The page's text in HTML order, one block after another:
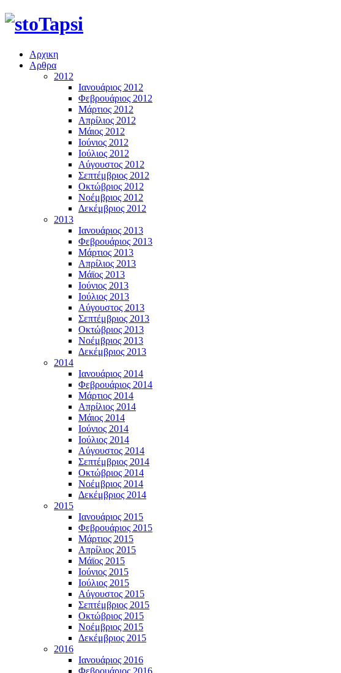
Αρχικη
Αρθρα
2012
Ιανουάριος 2012
Φεβρουάριος 2012
Μάρτιος 2012
Απρίλιος 2012
Μάιος 2012
Ιούνιος 2012
Ιούλιος 2012
Αύγουστος 2012
Σεπτέμβριος 2012
Οκτώβριος 2012
Νοέμβριος 2012
Δεκέμβριος 2012
2013
Ιανουάριος 2013
Φεβρουάριος 2013
Μάρτιος 2013
Απρίλιος 2013
Μάϊος 2013
Ιούνιος 2013
Ιούλιος 2013
Αύγουστος 2013
Σεπτέμβριος 2013
Οκτώβριος 2013
Νοέμβριος 2013
Δεκέμβριος 2013
2014
Ιανουάριος 2014
Φεβρουάριος 2014
Μάρτιος 2014
Απρίλιος 2014
Μάιος 2014
Ιούνιος 2014
Ιούλιος 2014
Αύγουστος 2014
Σεπτέμβριος 2014
Οκτώβριος 2014
Νοέμβριος 2014
Δεκέμβριος 2014
2015
Ιανουάριος 2015
Φεβρουάριος 2015
Μάρτιος 2015
Απρίλιος 2015
Μάϊος 2015
Ιούνιος 2015
Ιούλιος 2015
Αύγουστος 2015
Σεπτέμβριος 2015
Οκτώβριος 2015
Νοέμβριος 2015
Δεκέμβριος 2015
2016
Ιανουάριος 2016
Φεβρουάριος 2016